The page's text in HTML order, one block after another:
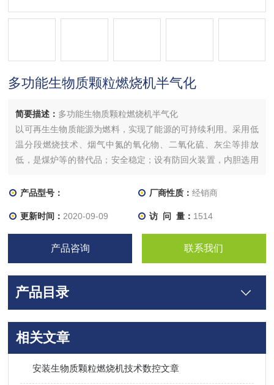
多功能生物质颗粒燃烧机半气化
简要描述： 多功能生物质颗粒燃烧机半气化
以可再生生物质能源为燃料，实现了能源的可持续利用。采用低
温分段燃烧技术、烟气中氮的氧化物、二氧化硫、灰尘等排放
低，是煤炉等的替代品；安全稳定；设有防回火装置，内胆选用
层保护使之更坚固更耐用。
产品型号： 厂商性质： 经销商
更新时间： 2020-09-09 访 问 量： 1514
产品咨询 联系我们
产品目录
相关文章
安装生物质颗粒燃烧机技术数控文章